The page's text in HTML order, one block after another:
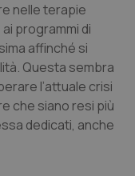
nelle terapie
programmi di
affinché si
Questa sembra
l’attuale crisi
che siano resi più
dedicati, anche